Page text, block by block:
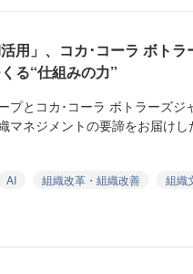
用」、コカ･コーラ ボト
る“仕組みの力”
プとコカ･コーラ ボトラーズジ
マネジメントの要諦をお届けし
AI 組織改革・組織改善
組織